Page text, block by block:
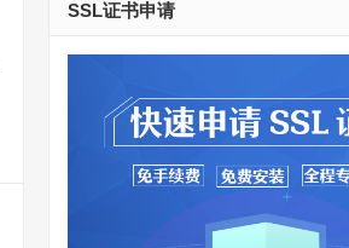
SSL证书申请